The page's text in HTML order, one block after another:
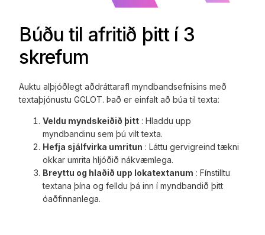
Búðu til afritið þitt í 3
skrefum
Auktu alþjóðlegt aðdráttarafl myndbandsefnisins með
textaþjónustu GGLOT. Það er einfalt að búa til texta:
Veldu myndskeiðið þitt : Hladdu upp
myndbandinu sem þú vilt texta.
Hefja sjálfvirka umritun : Láttu gervigreind tækni
okkar umrita hljóðið nákvæmlega.
Breyttu og hlaðið upp lokatextanum : Fínstilltu
textana þína og felldu þá inn í myndbandið þitt
óaðfinnanlega.